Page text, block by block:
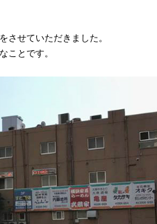
させていただきました。
ことです。